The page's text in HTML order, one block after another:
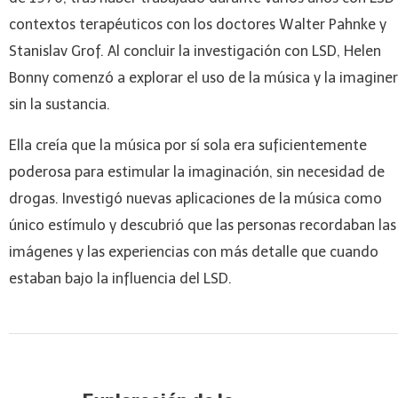
contextos terapéuticos con los doctores Walter Pahnke y
Stanislav Grof. Al concluir la investigación con LSD, Helen
Bonny comenzó a explorar el uso de la música y la
sin la sustancia.
Ella creía que la música por sí sola era suficientemente
poderosa para estimular la imaginación, sin necesidad de
drogas. Investigó nuevas aplicaciones de la música como
único estímulo y descubrió que las personas recordaban las
imágenes y las experiencias con más detalle que cuando
estaban bajo la influencia del LSD.